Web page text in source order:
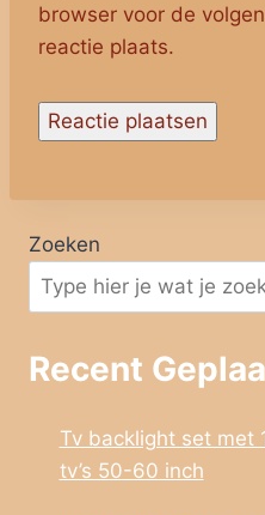
browser voor de
reactie plaats.
Zoeken
Recent
Tv backlight set met
tv’s 50-60 inch